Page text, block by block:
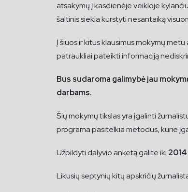
atsakymų į kasdienėje veikloje
šaltinis siekia kurstyti nesantaiką
Į šiuos ir kitus klausimus mokymų
patraukliai pateikti informaciją
Bus sudaroma galimybė jau
darbams.
Šių mokymų tikslas yra įgalinti
programa pasitelkia metodus, kurie
Užpildyti dalyvio anketą galite iki
Likusių septynių kitų apskričių